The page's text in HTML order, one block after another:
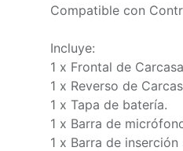
Compatible con
Incluye:
1 x Frontal de
1 x Reverso de
1 x Tapa de batería.
1 x Barra de
1 x Barra de inserción